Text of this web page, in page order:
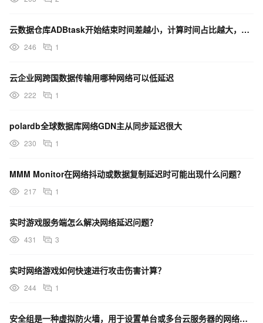
云数据仓库ADBtask开始结束时间差越小，计算时间占比越大，需要重点定位资源等待、网络延迟等问题。
246 1
云企业网跨国数据传输用哪种网络可以低延迟
222 1
polardb全球数据库网络GDN主从同步延迟很大
230 1
MMM Monitor在网络抖动或数据复制延迟时可能出现什么问题？
217 1
实时游戏服务端怎么解决网络延迟问题？
431 3
实时网络游戏如何快速进行攻击伤害计算？
244 1
安全组是一种虚拟防火墙，用于设置单台或多台云服务器的网络访问控制，它是重要的网络安全隔离手段，用于在